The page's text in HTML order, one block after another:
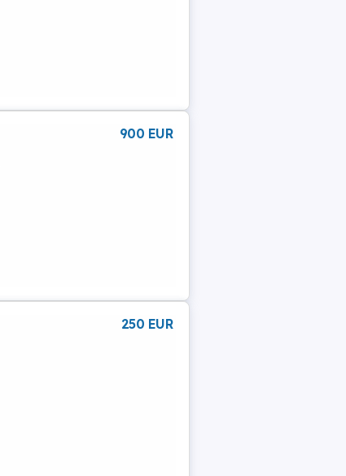
900 EUR
250 EUR